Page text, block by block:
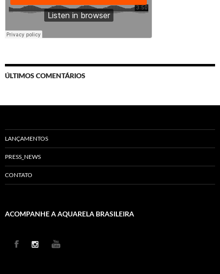
ÚLTIMOS COMENTÁRIOS
LANÇAMENTOS
PRESS_NEWS
CONTATO
ACOMPANHE A AQUARELA BRASILEIRA